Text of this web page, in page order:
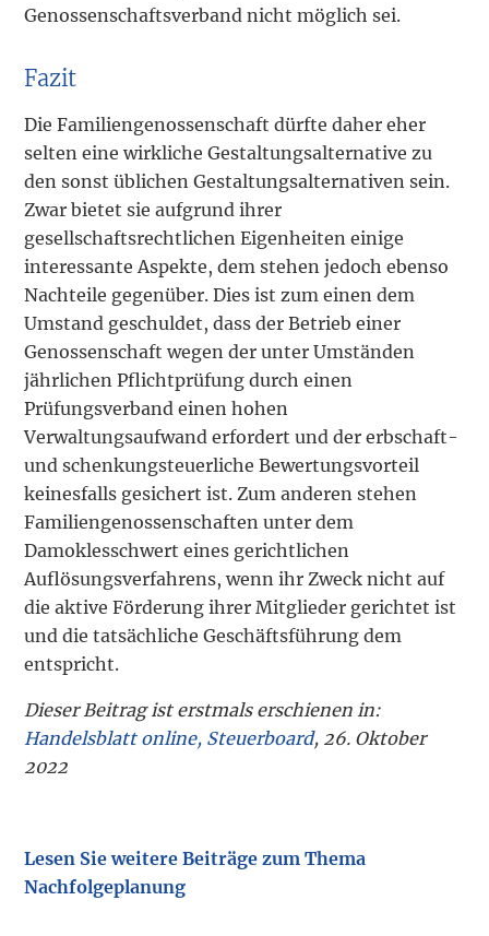
Genossenschaftsverband nicht möglich sei.
Fazit
Die Familiengenossenschaft dürfte daher eher
selten eine wirkliche Gestaltungsalternative zu
den sonst üblichen Gestaltungsalternativen sein.
Zwar bietet sie aufgrund ihrer
gesellschaftsrechtlichen Eigenheiten einige
interessante Aspekte, dem stehen jedoch ebenso
Nachteile gegenüber. Dies ist zum einen dem
Umstand geschuldet, dass der Betrieb einer
Genossenschaft wegen der unter Umständen
jährlichen Pflichtprüfung durch einen
Prüfungsverband einen hohen
Verwaltungsaufwand erfordert und der erbschaft-
und schenkungsteuerliche Bewertungsvorteil
keinesfalls gesichert ist. Zum anderen stehen
Familiengenossenschaften unter dem
Damoklesschwert eines gerichtlichen
Auflösungsverfahrens, wenn ihr Zweck nicht auf
die aktive Förderung ihrer Mitglieder gerichtet ist
und die tatsächliche Geschäftsführung dem
entspricht.
Dieser Beitrag ist erstmals erschienen in:
Handelsblatt online, Steuerboard, 26. Oktober
2022
Lesen Sie weitere Beiträge zum Thema
Nachfolgeplanung